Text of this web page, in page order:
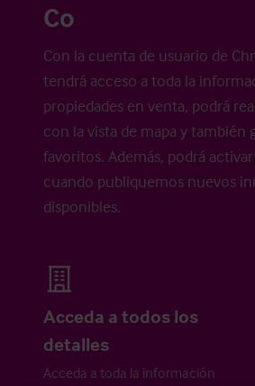
Co
Con la cuenta de usuario de
tendrá acceso a toda la
propiedades en venta, podrá
con la vista de mapa y también
favoritos. Además, podrá
cuando publiquemos nuevos
disponibles.
Acceda a todos los
detalles
Acceda a toda la información